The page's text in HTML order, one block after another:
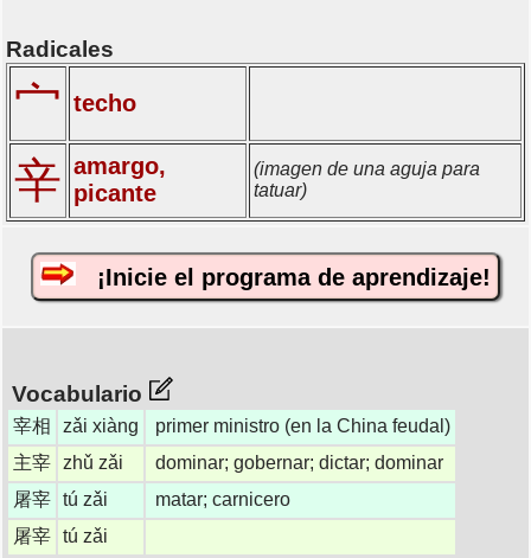
Radicales
宀 techo
辛 amargo,
picante
(imagen de una aguja para
tatuar)
¡Inicie el programa de aprendizaje!
Vocabulario
宰相 zǎi xiàng
primer ministro (en la China feudal)
主宰 zhǔ zǎi
dominar; gobernar; dictar; dominar
屠宰 tú zǎi
matar; carnicero
屠宰 tú zǎi